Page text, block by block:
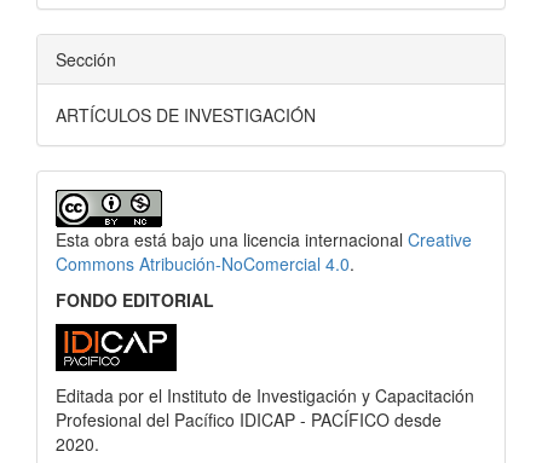
Sección
ARTÍCULOS DE INVESTIGACIÓN
Esta obra está bajo una licencia internacional Creative
Commons Atribución-NoComercial 4.0.
FONDO EDITORIAL
Editada por el Instituto de Investigación y Capacitación
Profesional del Pacífico IDICAP - PACÍFICO desde
2020.